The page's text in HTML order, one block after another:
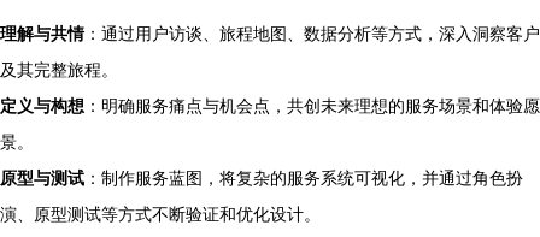
理解与共情：通过用户访谈、旅程地图、数据分析等方式，深入洞察客户
及其完整旅程。
定义与构想 ：明确服务痛点与机会点，共创未来理想的服务场景和体验愿
景。
原型与测试 ：制作服务蓝图，将复杂的服务系统可视化，并通过角色扮
演、原型测试等方式不断验证和优化设计。